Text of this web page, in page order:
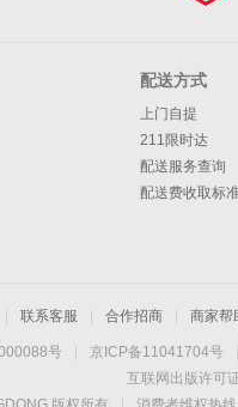
配送方式
上门自提
211限时达
配送服务查询
配送费收取标
联系客服 合作招商 商家帮
号 京ICP备11041704号
互联网出版许可